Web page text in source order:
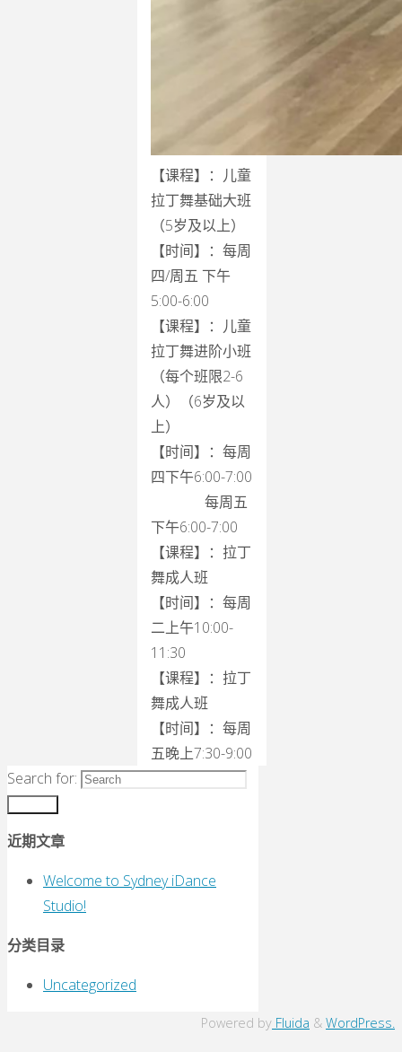
【课程】：儿童
拉丁舞基础大班
（5岁及以上）
【时间】：每周
四/周五 下午
5:00-6:00
【课程】：儿童
拉丁舞进阶小班
（每个班限2-6
人）（6岁及以
上）
【时间】：每周
四下午6:00-7:00
每周五
下午6:00-7:00
【课程】：拉丁
舞成人班
【时间】：每周
二上午10:00-
11:30
【课程】：拉丁
舞成人班
【时间】：每周
五晚上7:30-9:00
Search for:
近期文章
Welcome to Sydney iDance
Studio!
分类目录
Uncategorized
Powered by Fluida & WordPress.